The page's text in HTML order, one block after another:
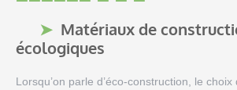
Matériaux de
écologiques
Lorsqu’on parle d’éco-construction, le choix